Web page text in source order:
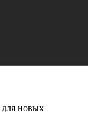
для новых